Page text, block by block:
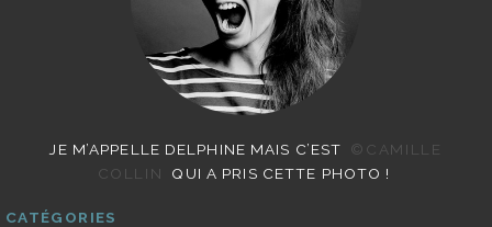
JE M’APPELLE DELPHINE MAIS C’EST
©CAMILLE
COLLIN
QUI A PRIS CETTE PHOTO !
CATÉGORIES